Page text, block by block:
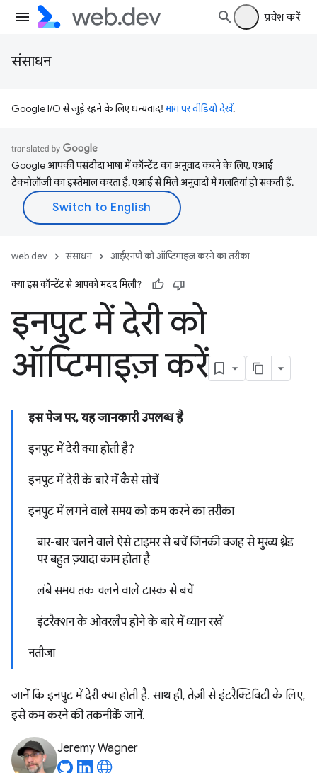
प्रवेश करें
संसाधन
Google I/O से जुड़े रहने के लिए धन्यवाद!मांग पर वीडियो देखें.
Google आपकी पसंदीदा भाषा में कॉन्टेंट का अनुवाद करने के लिए, एआई
टेक्नोलॉजी का इस्तेमाल करता है. एआई से मिले अनुवादों में गलतियां हो सकती हैं.
web.dev संसाधन आईएनपी को ऑप्टिमाइज़ करने का तरीका
क्या इस कॉन्टेंट से आपको मदद मिली?
इनपुट में देरी को
ऑप्टिमाइज़ करें
इस पेज पर, यह जानकारी उपलब्ध है
इनपुट में देरी क्या होती है?
इनपुट में देरी के बारे में कैसे सोचें
इनपुट में लगने वाले समय को कम करने का तरीका
बार-बार चलने वाले ऐसे टाइमर से बचें जिनकी वजह से मुख्य थ्रेड
पर बहुत ज़्यादा काम होता है
लंबे समय तक चलने वाले टास्क से बचें
इंटरैक्शन के ओवरलैप होने के बारे में ध्यान रखें
नतीजा
जानें कि इनपुट में देरी क्या होती है. साथ ही, तेज़ी से इंटरैक्टिविटी के लिए,
इसे कम करने की तकनीकें जानें.
Jeremy Wagner